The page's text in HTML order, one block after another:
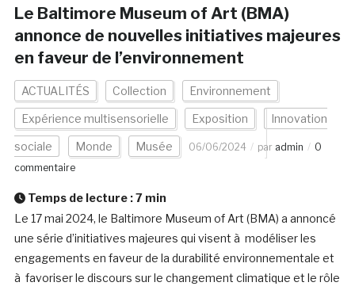
Le Baltimore Museum of Art (BMA)
annonce de nouvelles initiatives majeures
en faveur de l’environnement
ACTUALITÉS Collection Environnement
Expérience multisensorielle Exposition Innovation
sociale Monde Musée 06/06/2024 par admin
0
commentaire
Temps de lecture :7 min
Le 17 mai 2024, le Baltimore Museum of Art (BMA) a annoncé
une série d’initiatives majeures qui visent à modéliser les
engagements en faveur de la durabilité environnementale et
à favoriser le discours sur le changement climatique et le rôle